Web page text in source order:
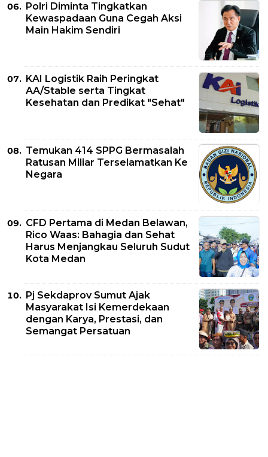
Polri Diminta Tingkatkan
Kewaspadaan Guna Cegah Aksi
Main Hakim Sendiri
KAI Logistik Raih Peringkat
AA/Stable serta Tingkat
Kesehatan dan Predikat "Sehat"
Temukan 414 SPPG Bermasalah
Ratusan Miliar Terselamatkan Ke
Negara
CFD Pertama di Medan Belawan,
Rico Waas: Bahagia dan Sehat
Harus Menjangkau Seluruh Sudut
Kota Medan
Pj Sekdaprov Sumut Ajak
Masyarakat Isi Kemerdekaan
dengan Karya, Prestasi, dan
Semangat Persatuan